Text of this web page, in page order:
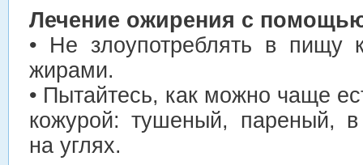
Лечение ожирения с
• Не злоупотреблять в пищу
жирами.
• Пытайтесь, как можно чаще
кожурой: тушеный, пареный,
на углях.